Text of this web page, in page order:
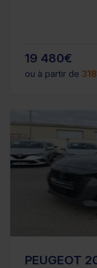
19 480€
ou à partir de
PEUGEOT